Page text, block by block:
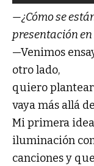
—¿Cómo se
presentación en
—Venimos
otro lado,
quiero
vaya más allá
Mi primera
iluminación
canciones y